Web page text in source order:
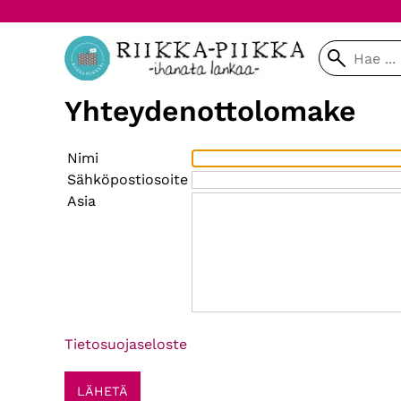
Yhteydenottolomake
Nimi
Sähköpostiosoite
Asia
Tietosuojaseloste